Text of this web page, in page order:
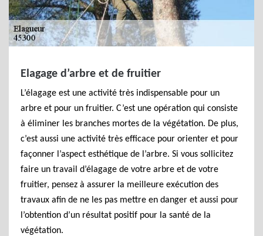
Elagage d’arbre et de fruitier
L’élagage est une activité très indispensable pour un
arbre et pour un fruitier. C’est une opération qui consiste
à éliminer les branches mortes de la végétation. De plus,
c’est aussi une activité très efficace pour orienter et pour
façonner l’aspect esthétique de l’arbre. Si vous sollicitez
faire un travail d’élagage de votre arbre et de votre
fruitier, pensez à assurer la meilleure exécution des
travaux afin de ne les pas mettre en danger et aussi pour
l’obtention d’un résultat positif pour la santé de la
végétation.